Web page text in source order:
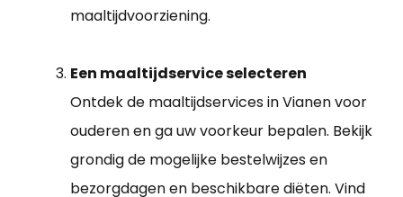
maaltijdvoorziening.
Een maaltijdservice selecteren
Ontdek de maaltijdservices in Vianen voor
ouderen en ga uw voorkeur bepalen. Bekijk
grondig de mogelijke bestelwijzes en
bezorgdagen en beschikbare diëten. Vind